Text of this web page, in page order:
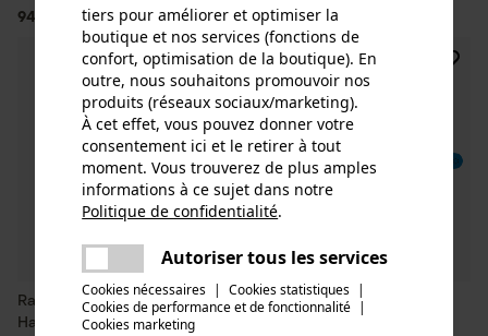
94,00 €* 84,89 €*
Rail de guidage KOX Solid Star
Harvester JetFit 404 », 2.0 mm
Guide Harvester IGGESUND
tiers pour améliorer et optimiser la
boutique et nos services (fonctions de
confort, optimisation de la boutique). En
outre, nous souhaitons promouvoir nos
produits (réseaux sociaux/marketing).
À cet effet, vous pouvez donner votre
consentement ici et le retirer à tout
moment. Vous trouverez de plus amples
informations à ce sujet dans notre
Politique de confidentialité.
Autoriser tous les services
Cookies nécessaires | Cookies statistiques |
Cookies de performance et de fonctionnalité |
Cookies marketing
Une erreur s'est produite. Veuillez
essayer encore.
partager
partager
mail